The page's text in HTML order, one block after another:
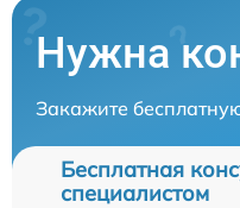
Нужна
Закажите
Бесплатная
специалистом